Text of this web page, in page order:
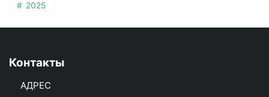
2025
Контакты
АДРЕС